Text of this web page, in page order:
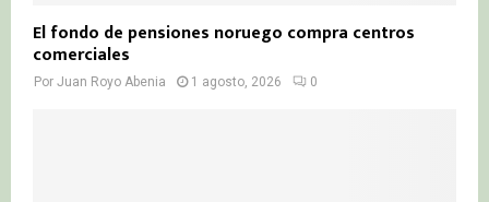
El fondo de pensiones noruego compra centros
comerciales
Por Juan Royo Abenia 1 agosto, 2026 0